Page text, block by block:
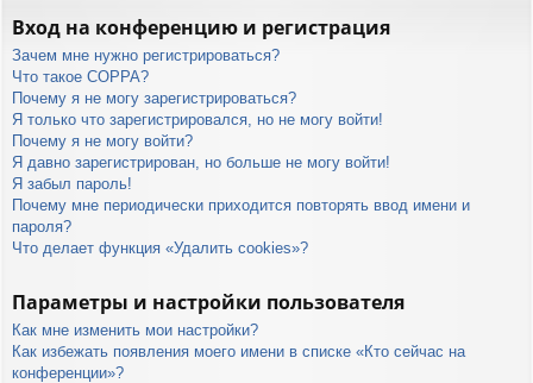
Вход на конференцию и регистрация
Зачем мне нужно регистрироваться?
Что такое COPPA?
Почему я не могу зарегистрироваться?
Я только что зарегистрировался, но не могу войти!
Почему я не могу войти?
Я давно зарегистрирован, но больше не могу войти!
Я забыл пароль!
Почему мне периодически приходится повторять ввод имени и
пароля?
Что делает функция «Удалить cookies»?
Параметры и настройки пользователя
Как мне изменить мои настройки?
Как избежать появления моего имени в списке «Кто сейчас на
конференции»?